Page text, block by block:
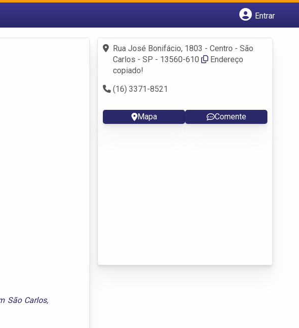
Entrar
Fazer login
Criar conta
São Carlos,
Rua José Bonifácio, 1803 - Centro - São
Carlos - SP - 13560-610
Endereço
copiado!
(16) 3371-8521
Mapa Comente